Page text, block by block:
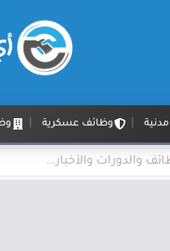
وظائف عسكرية